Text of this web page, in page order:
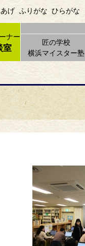
げ ふりがな ひらがな
ナー
室
匠の学校
横浜マイスター塾